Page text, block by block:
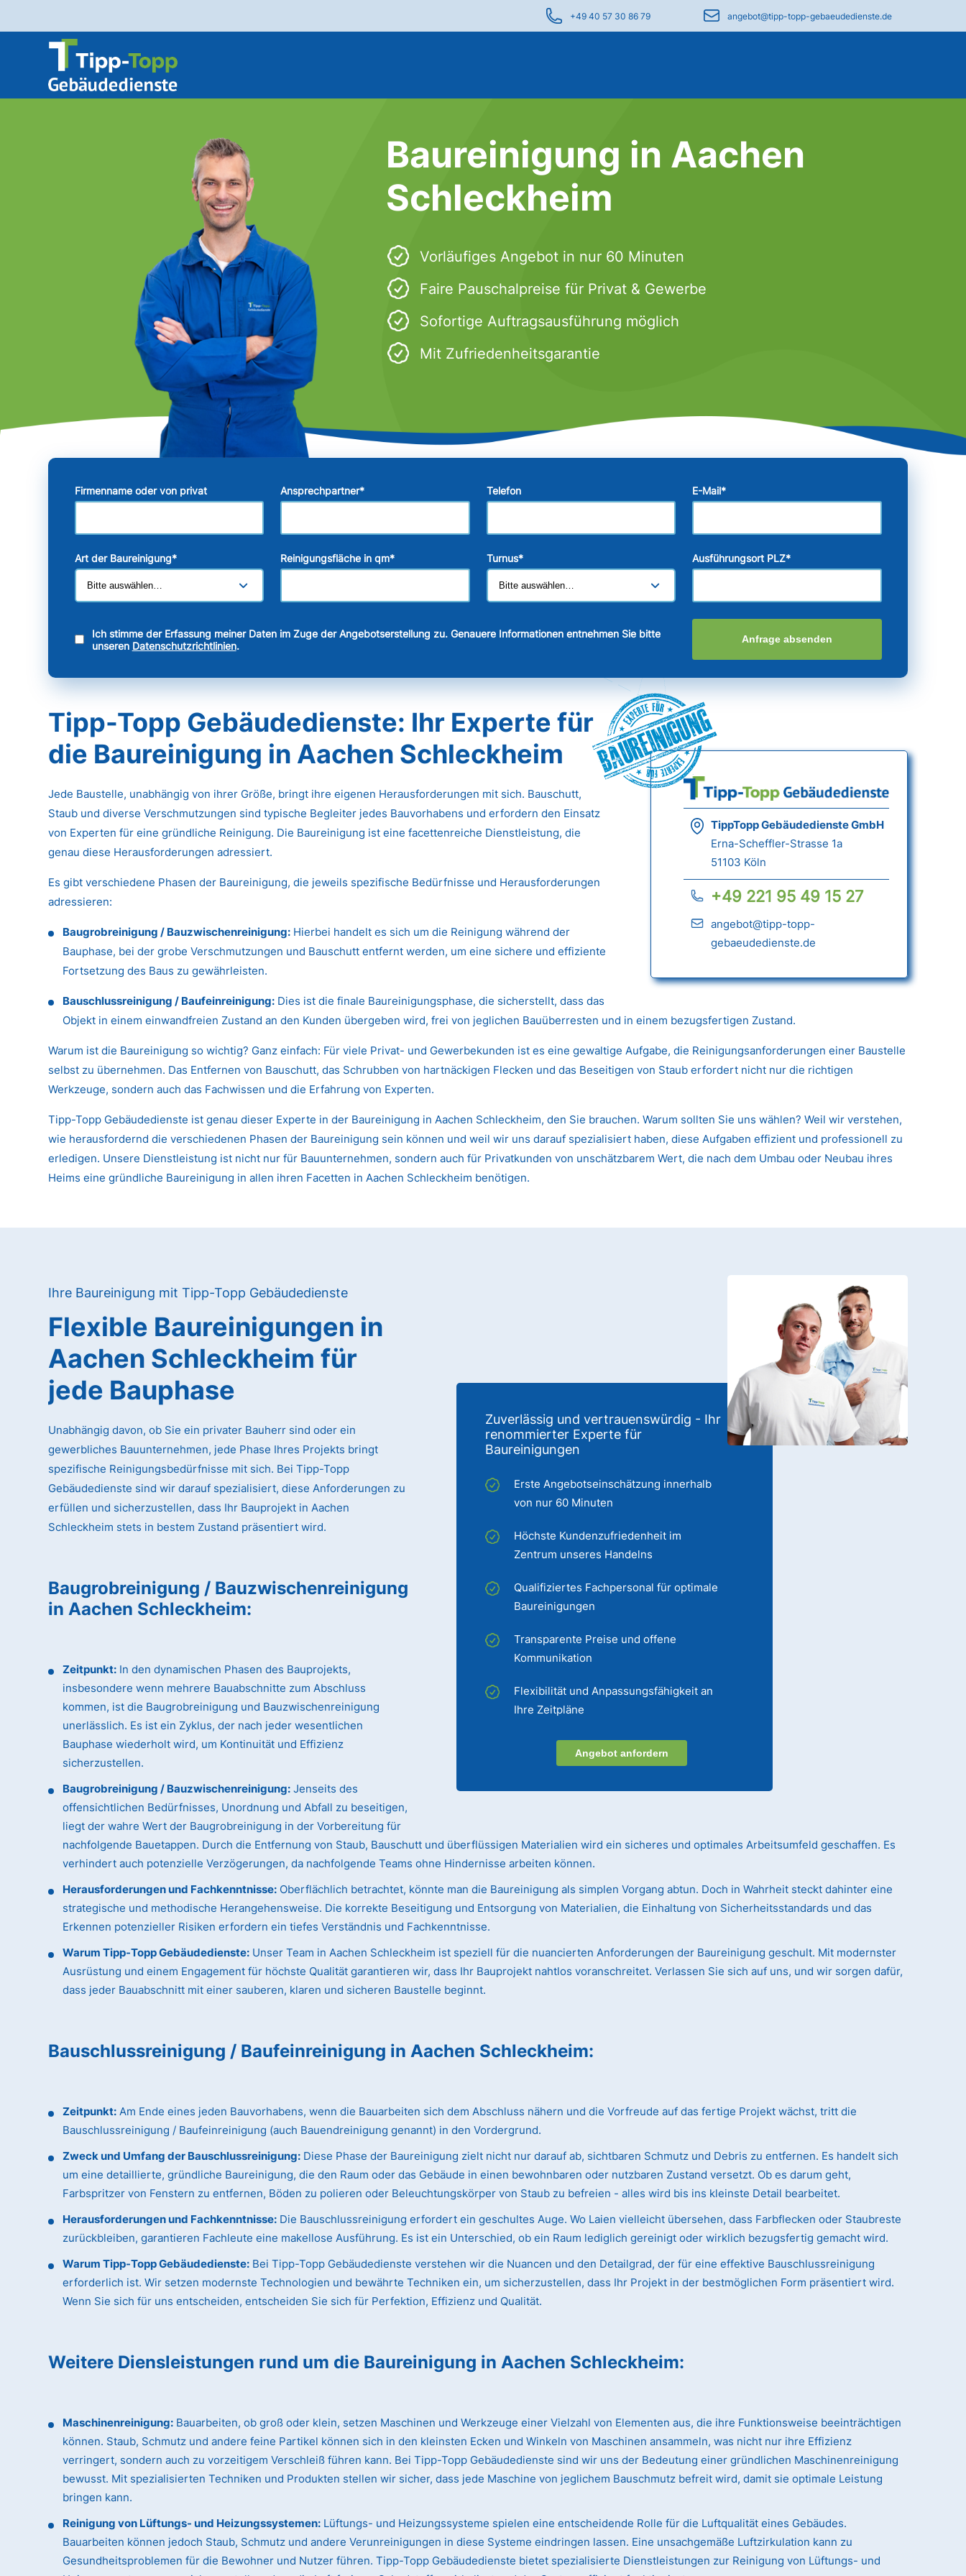
+49 40 57 30 86 79 angebot@tipp-topp-gebaeudedienste.de
Baureinigung in Aachen
Schleckheim
Vorläufiges Angebot in nur 60 Minuten
Faire Pauschalpreise für Privat & Gewerbe
Sofortige Auftragsausführung möglich
Mit Zufriedenheitsgarantie
Firmenname oder von privat Ansprechpartner* Telefon E-Mail*
Art der Baureinigung* Reinigungsfläche in qm* Turnus* Ausführungsort PLZ*
Ich stimme der Erfassung meiner Daten im Zuge der Angebotserstellung zu. Genauere Informationen entnehmen Sie bitte
unseren Datenschutzrichtlinien.
Anfrage absenden
Tipp-Topp Gebäudedienste: Ihr Experte für
die Baureinigung in Aachen Schleckheim
Baureinigung
TippTopp Gebäudedienste GmbH
Erna-Scheffler-Strasse 1a
51103 Köln
+49 221 95 49 15 27
angebot@tipp-topp-
gebaeudedienste.de
Jede Baustelle, unabhängig von ihrer Größe, bringt ihre eigenen Herausforderungen mit sich. Bauschutt,
Staub und diverse Verschmutzungen sind typische Begleiter jedes Bauvorhabens und erfordern den Einsatz
von Experten für eine gründliche Reinigung. Die Baureinigung ist eine facettenreiche Dienstleistung, die
genau diese Herausforderungen adressiert.
Es gibt verschiedene Phasen der Baureinigung, die jeweils spezifische Bedürfnisse und Herausforderungen
adressieren:
Baugrobreinigung / Bauzwischenreinigung: Hierbei handelt es sich um die Reinigung während der
Bauphase, bei der grobe Verschmutzungen und Bauschutt entfernt werden, um eine sichere und effiziente
Fortsetzung des Baus zu gewährleisten.
Bauschlussreinigung / Baufeinreinigung: Dies ist die finale Baureinigungsphase, die sicherstellt, dass das
Objekt in einem einwandfreien Zustand an den Kunden übergeben wird, frei von jeglichen Bauüberresten und in einem bezugsfertigen Zustand.
Warum ist die Baureinigung so wichtig? Ganz einfach: Für viele Privat- und Gewerbekunden ist es eine gewaltige Aufgabe, die Reinigungsanforderungen einer Baustelle
selbst zu übernehmen. Das Entfernen von Bauschutt, das Schrubben von hartnäckigen Flecken und das Beseitigen von Staub erfordert nicht nur die richtigen
Werkzeuge, sondern auch das Fachwissen und die Erfahrung von Experten.
Tipp-Topp Gebäudedienste ist genau dieser Experte in der Baureinigung in Aachen Schleckheim, den Sie brauchen. Warum sollten Sie uns wählen? Weil wir verstehen,
wie herausfordernd die verschiedenen Phasen der Baureinigung sein können und weil wir uns darauf spezialisiert haben, diese Aufgaben effizient und professionell zu
erledigen. Unsere Dienstleistung ist nicht nur für Bauunternehmen, sondern auch für Privatkunden von unschätzbarem Wert, die nach dem Umbau oder Neubau ihres
Heims eine gründliche Baureinigung in allen ihren Facetten in Aachen Schleckheim benötigen.
Ihre Baureinigung mit Tipp-Topp Gebäudedienste
Zuverlässig und vertrauenswürdig - Ihr
renommierter Experte für
Baureinigungen
Erste Angebotseinschätzung innerhalb
von nur 60 Minuten
Höchste Kundenzufriedenheit im
Zentrum unseres Handelns
Qualifiziertes Fachpersonal für optimale
Baureinigungen
Transparente Preise und offene
Kommunikation
Flexibilität und Anpassungsfähigkeit an
Ihre Zeitpläne
Angebot anfordern
Flexible Baureinigungen in
Aachen Schleckheimfür
jede Bauphase
Unabhängig davon, ob Sie ein privater Bauherr sind oder ein
gewerbliches Bauunternehmen, jede Phase Ihres Projekts bringt
spezifische Reinigungsbedürfnisse mit sich. Bei Tipp-Topp
Gebäudedienste sind wir darauf spezialisiert, diese Anforderungen zu
erfüllen und sicherzustellen, dass Ihr Bauprojekt in Aachen
Schleckheim stets in bestem Zustand präsentiert wird.
Baugrobreinigung / Bauzwischenreinigung
in Aachen Schleckheim:
Zeitpunkt: In den dynamischen Phasen des Bauprojekts,
insbesondere wenn mehrere Bauabschnitte zum Abschluss
kommen, ist die Baugrobreinigung und Bauzwischenreinigung
unerlässlich. Es ist ein Zyklus, der nach jeder wesentlichen
Bauphase wiederholt wird, um Kontinuität und Effizienz
sicherzustellen.
Baugrobreinigung / Bauzwischenreinigung: Jenseits des
offensichtlichen Bedürfnisses, Unordnung und Abfall zu beseitigen,
liegt der wahre Wert der Baugrobreinigung in der Vorbereitung für
nachfolgende Bauetappen. Durch die Entfernung von Staub, Bauschutt und überflüssigen Materialien wird ein sicheres und optimales Arbeitsumfeld geschaffen. Es
verhindert auch potenzielle Verzögerungen, da nachfolgende Teams ohne Hindernisse arbeiten können.
Herausforderungen und Fachkenntnisse: Oberflächlich betrachtet, könnte man die Baureinigung als simplen Vorgang abtun. Doch in Wahrheit steckt dahinter eine
strategische und methodische Herangehensweise. Die korrekte Beseitigung und Entsorgung von Materialien, die Einhaltung von Sicherheitsstandards und das
Erkennen potenzieller Risiken erfordern ein tiefes Verständnis und Fachkenntnisse.
Warum Tipp-Topp Gebäudedienste: Unser Team in Aachen Schleckheim ist speziell für die nuancierten Anforderungen der Baureinigung geschult. Mit modernster
Ausrüstung und einem Engagement für höchste Qualität garantieren wir, dass Ihr Bauprojekt nahtlos voranschreitet. Verlassen Sie sich auf uns, und wir sorgen dafür,
dass jeder Bauabschnitt mit einer sauberen, klaren und sicheren Baustelle beginnt.
Bauschlussreinigung / Baufeinreinigung in Aachen Schleckheim:
Zeitpunkt: Am Ende eines jeden Bauvorhabens, wenn die Bauarbeiten sich dem Abschluss nähern und die Vorfreude auf das fertige Projekt wächst, tritt die
Bauschlussreinigung / Baufeinreinigung (auch Bauendreinigung genannt) in den Vordergrund.
Zweck und Umfang der Bauschlussreinigung: Diese Phase der Baureinigung zielt nicht nur darauf ab, sichtbaren Schmutz und Debris zu entfernen. Es handelt sich
um eine detaillierte, gründliche Baureinigung, die den Raum oder das Gebäude in einen bewohnbaren oder nutzbaren Zustand versetzt. Ob es darum geht,
Farbspritzer von Fenstern zu entfernen, Böden zu polieren oder Beleuchtungskörper von Staub zu befreien - alles wird bis ins kleinste Detail bearbeitet.
Herausforderungen und Fachkenntnisse: Die Bauschlussreinigung erfordert ein geschultes Auge. Wo Laien vielleicht übersehen, dass Farbflecken oder Staubreste
zurückbleiben, garantieren Fachleute eine makellose Ausführung. Es ist ein Unterschied, ob ein Raum lediglich gereinigt oder wirklich bezugsfertig gemacht wird.
Warum Tipp-Topp Gebäudedienste: Bei Tipp-Topp Gebäudedienste verstehen wir die Nuancen und den Detailgrad, der für eine effektive Bauschlussreinigung
erforderlich ist. Wir setzen modernste Technologien und bewährte Techniken ein, um sicherzustellen, dass Ihr Projekt in der bestmöglichen Form präsentiert wird.
Wenn Sie sich für uns entscheiden, entscheiden Sie sich für Perfektion, Effizienz und Qualität.
Weitere Diensleistungen rund um die Baureinigung in Aachen Schleckheim:
Maschinenreinigung: Bauarbeiten, ob groß oder klein, setzen Maschinen und Werkzeuge einer Vielzahl von Elementen aus, die ihre Funktionsweise beeinträchtigen
können. Staub, Schmutz und andere feine Partikel können sich in den kleinsten Ecken und Winkeln von Maschinen ansammeln, was nicht nur ihre Effizienz
verringert, sondern auch zu vorzeitigem Verschleiß führen kann. Bei Tipp-Topp Gebäudedienste sind wir uns der Bedeutung einer gründlichen Maschinenreinigung
bewusst. Mit spezialisierten Techniken und Produkten stellen wir sicher, dass jede Maschine von jeglichem Bauschmutz befreit wird, damit sie optimale Leistung
bringen kann.
Reinigung von Lüftungs- und Heizungssystemen: Lüftungs- und Heizungssysteme spielen eine entscheidende Rolle für die Luftqualität eines Gebäudes.
Bauarbeiten können jedoch Staub, Schmutz und andere Verunreinigungen in diese Systeme eindringen lassen. Eine unsachgemäße Luftzirkulation kann zu
Gesundheitsproblemen für die Bewohner und Nutzer führen. Tipp-Topp Gebäudedienste bietet spezialisierte Dienstleistungen zur Reinigung von Lüftungs- und